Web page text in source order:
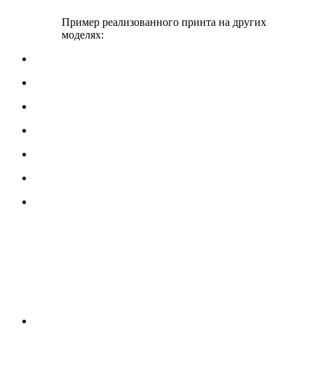
Пример реализованного принта на других
моделях: